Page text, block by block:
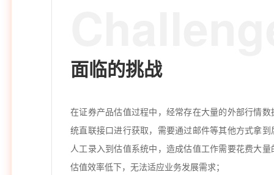
面临的挑战
在证券产品估值过程中，经常存在大量的外部行情数
统直联接口进行获取，需要通过邮件等其他方式拿到
人工录入到估值系统中，造成估值工作需要花费大
估值效率低下，无法适应业务发展需求；